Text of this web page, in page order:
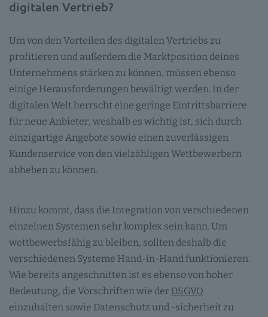
digitalen Vertrieb?
Um von den Vorteilen des digitalen Vertriebs zu
profitieren und außerdem die Marktposition deines
Unternehmens stärken zu können, müssen ebenso
einige Herausforderungen bewältigt werden. In der
digitalen Welt herrscht eine geringe Eintrittsbarriere
für neue Anbieter, weshalb es wichtig ist, sich durch
einzigartige Angebote sowie einen zuverlässigen
Kundenservice von den vielzähligen Wettbewerbern
abheben zu können.
Hinzu kommt, dass die Integration von verschiedenen
einzelnen Systemen sehr komplex sein kann. Um
wettbewerbsfähig zu bleiben, sollten deshalb die
verschiedenen Systeme Hand-in-Hand funktionieren.
Wie bereits angeschnitten ist es ebenso von hoher
Bedeutung, die Vorschriften wie der DSGVO
einzuhalten sowie Datenschutz und -sicherheit zu